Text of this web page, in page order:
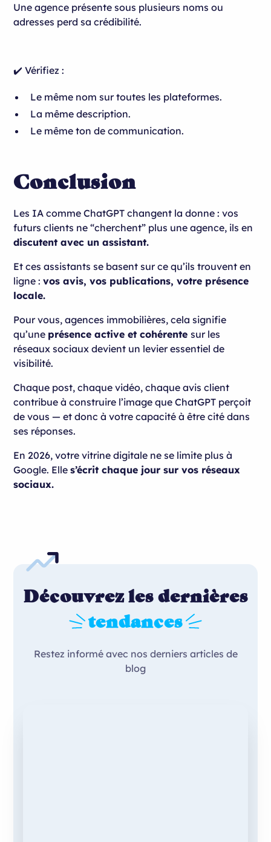
Une agence présente sous plusieurs noms ou
adresses perd sa crédibilité.
✔️ Vérifiez :
Le même nom sur toutes les plateformes.
La même description.
Le même ton de communication.
Conclusion
Les IA comme ChatGPT changent la donne : vos
futurs clients ne “cherchent” plus une agence, ils en
discutent avec un assistant.
Et ces assistants se basent sur ce qu’ils trouvent en
ligne :vos avis, vos publications, votre présence
locale.
Pour vous, agences immobilières, cela signifie
qu’une présence active et cohérentesur les
réseaux sociaux devient un levier essentiel de
visibilité.
Chaque post, chaque vidéo, chaque avis client
contribue à construire l’image que ChatGPT perçoit
de vous — et donc à votre capacité à être cité dans
ses réponses.
En 2026, votre vitrine digitale ne se limite plus à
Google. Elles’écrit chaque jour sur vos réseaux
sociaux.
Découvrez les dernières
tendances
Restez informé avec nos derniers articles de
blog